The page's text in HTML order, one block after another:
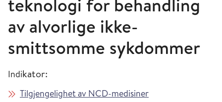
teknologi for behandling
av alvorlige ikke-
smittsomme sykdommer
Indikator:
Tilgjengelighet av NCD-medisiner